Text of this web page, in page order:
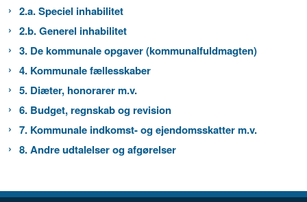
2.a. Speciel inhabilitet
2.b. Generel inhabilitet
3. De kommunale opgaver (kommunalfuldmagten)
4. Kommunale fællesskaber
5. Diæter, honorarer m.v.
6. Budget, regnskab og revision
7. Kommunale indkomst- og ejendomsskatter m.v.
8. Andre udtalelser og afgørelser